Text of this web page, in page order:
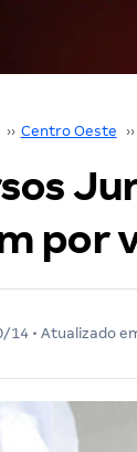
›› Centro Oeste ››
por
14• Atualizado